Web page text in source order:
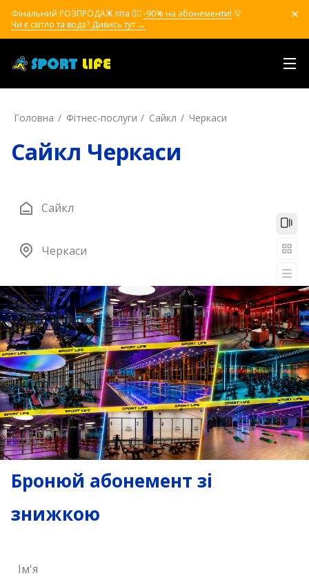
Фінальний РОЗПРОДАЖ літа ❤️‍🔥 -90% на абонементи! 💡
Чи є світло та вода? Дивись тут →
Головна Фітнес-послуги Сайкл Черкаси
Сайкл Черкаси
Сайкл
Черкаси
Бронюй абонемент зі
знижкою
Ім'я